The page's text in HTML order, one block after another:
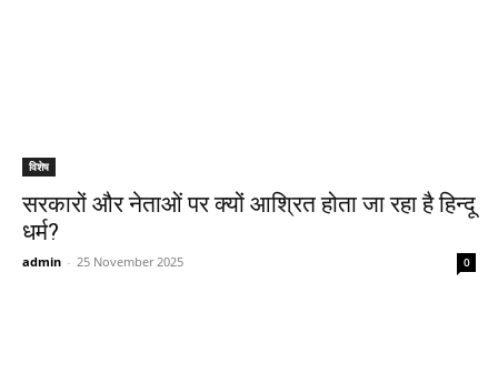
विशेष
सरकारों और नेताओं पर क्यों आश्रित होता जा रहा है हिन्दू
धर्म?
admin - 25 November 2025 0